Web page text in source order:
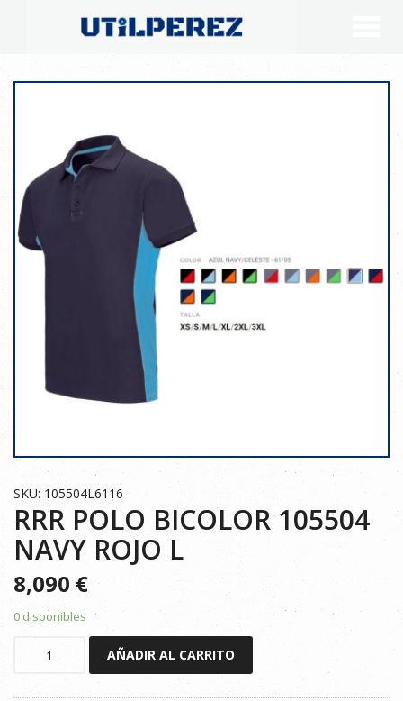
SKU: 105504L6116
RRR POLO BICOLOR 105504
NAVY ROJO L
8,090 €
0 disponibles
BICOLOR
AÑADIR AL CARRITO